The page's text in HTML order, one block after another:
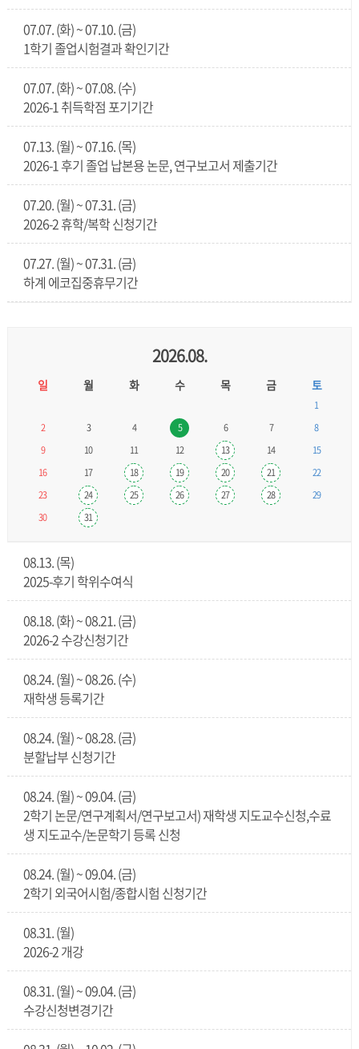
07.07. (화) ~ 07.10. (금)
1학기 졸업시험결과 확인기간
07.07. (화) ~ 07.08. (수)
2026-1 취득학점 포기기간
07.13. (월) ~ 07.16. (목)
2026-1 후기 졸업 납본용 논문, 연구보고서 제출기간
07.20. (월) ~ 07.31. (금)
2026-2 휴학/복학 신청기간
07.27. (월) ~ 07.31. (금)
하계 에코집중휴무기간
2026.08.
일 월 화 수 목 금 토
1
2
3 4 5 6 7
8
9
10 11 12 13 14
15
16
17 18 19 20 21
22
23
24 25 26 27 28
29
30
31
08.13. (목)
2025-후기 학위수여식
08.18. (화) ~ 08.21. (금)
2026-2 수강신청기간
08.24. (월) ~ 08.26. (수)
재학생 등록기간
08.24. (월) ~ 08.28. (금)
분할납부 신청기간
08.24. (월) ~ 09.04. (금)
2학기 논문/연구계획서/연구보고서) 재학생 지도교수신청,수료
생 지도교수/논문학기 등록 신청
08.24. (월) ~ 09.04. (금)
2학기 외국어시험/종합시험 신청기간
08.31. (월)
2026-2 개강
08.31. (월) ~ 09.04. (금)
수강신청변경기간